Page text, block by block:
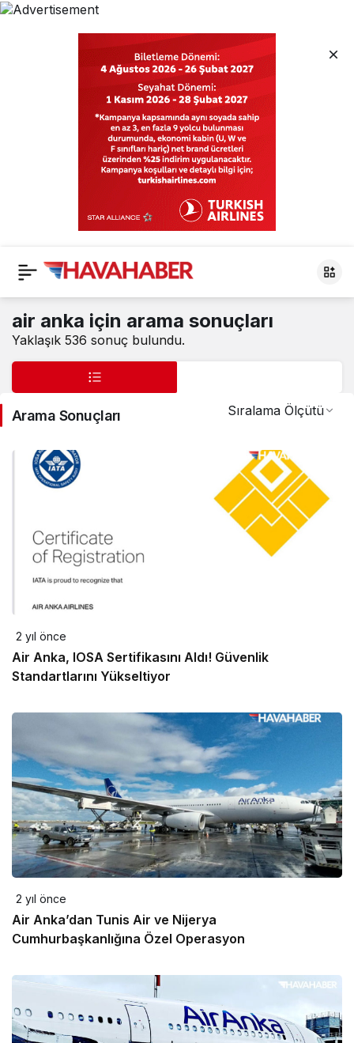
HavaHaber
air anka için arama sonuçları
Yaklaşık 536 sonuç bulundu.
Arama Sonuçları
2 yıl önce
Air Anka, IOSA Sertifikasını Aldı! Güvenlik
Standartlarını Yükseltiyor
2 yıl önce
Air Anka’dan Tunis Air ve Nijerya
Cumhurbaşkanlığına Özel Operasyon
Sıralama Ölçütü